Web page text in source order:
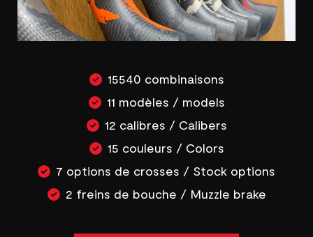
15540 combinaisons
11 modèles / models
12 calibres / Calibers
15 couleurs / Colors
7 options de crosses / Stock options
2 freins de bouche / Muzzle brake